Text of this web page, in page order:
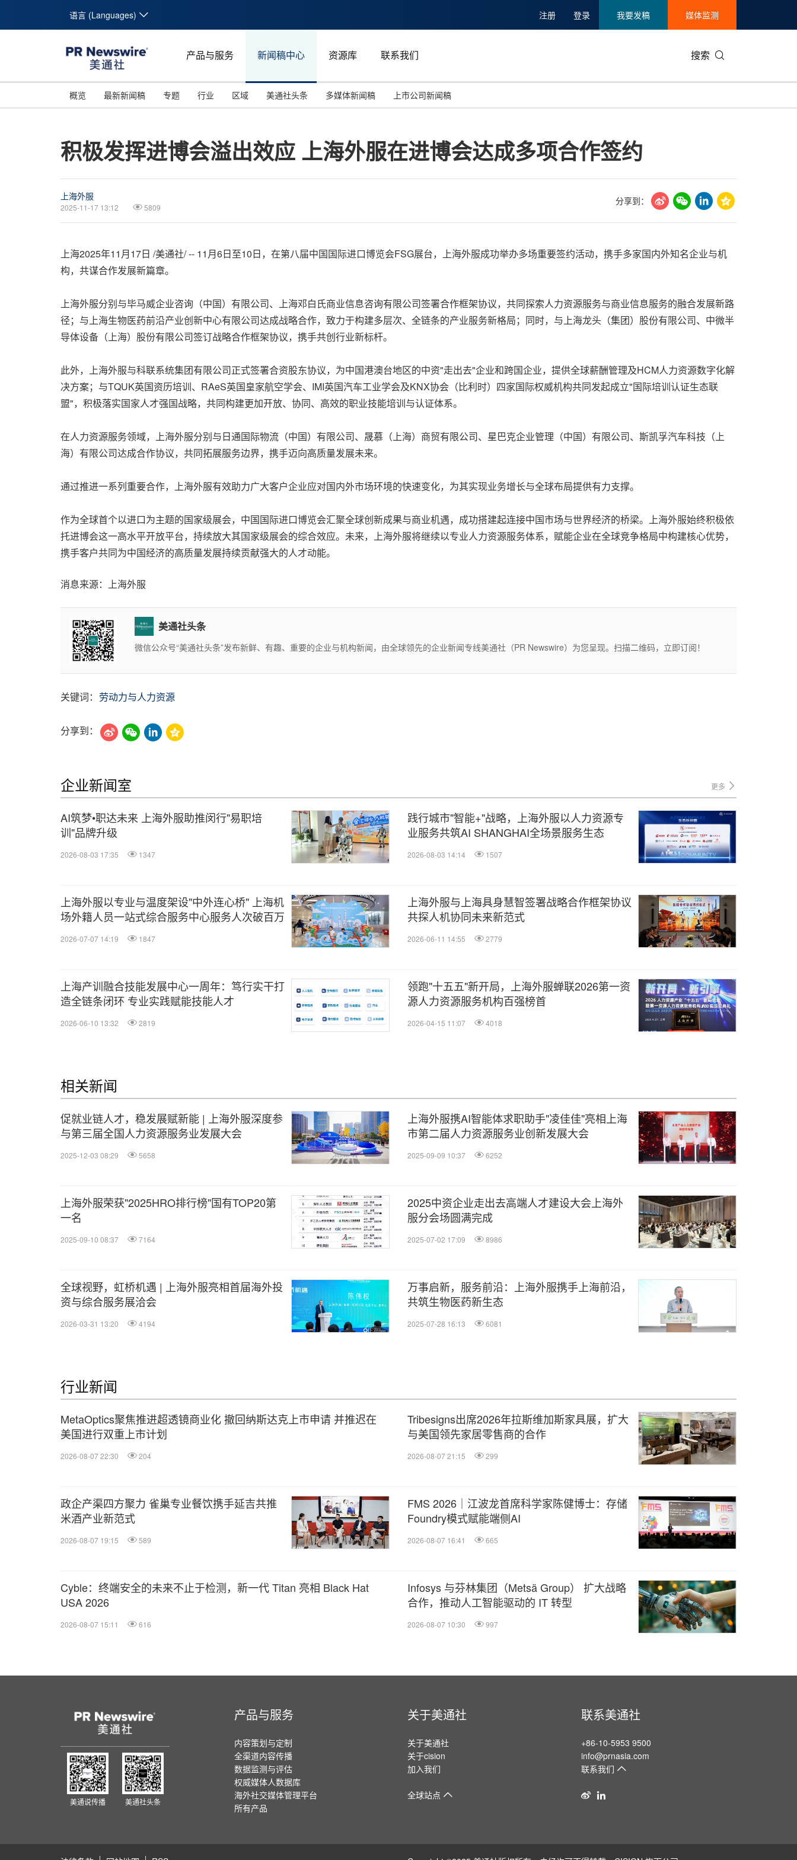
语言 (Languages) 注册 登录 我要发稿 媒体监测
产品与服务 新闻稿中心 资源库 联系我们 搜索
概览 最新新闻稿 专题
投资并购
碳中和
美国临床肿瘤学会(ASCO)
行业
能源化工与环保
娱乐时尚与艺术
区域
马来西亚
新加坡
美通社头条 多媒体新闻稿 上市公司新闻稿
积极发挥进博会溢出效应 上海外服在进博会达成多项合作签约
上海外服
2025-11-17 13:12 5809
分享到：
上海2025年11月17日 /美通社/ -- 11月6日至10日，在第八届中国国际进口博览会FSG展台，上海外服成功举办多场重要签约活动，携手多家国内外知名企业与机
构，共谋合作发展新篇章。
上海外服分别与毕马威企业咨询（中国）有限公司、上海邓白氏商业信息咨询有限公司签署合作框架协议，共同探索人力资源服务与商业信息服务的融合发展新路
径；与上海生物医药前沿产业创新中心有限公司达成战略合作，致力于构建多层次、全链条的产业服务新格局；同时，与上海龙头（集团）股份有限公司、中微半
导体设备（上海）股份有限公司签订战略合作框架协议，携手共创行业新标杆。
此外，上海外服与科联系统集团有限公司正式签署合资股东协议，为中国港澳台地区的中资"走出去"企业和跨国企业，提供全球薪酬管理及HCM人力资源数字化解
决方案；与TQUK英国资历培训、RAeS英国皇家航空学会、IMI英国汽车工业学会及KNX协会（比利时）四家国际权威机构共同发起成立"国际培训认证生态联
盟"，积极落实国家人才强国战略，共同构建更加开放、协同、高效的职业技能培训与认证体系。
在人力资源服务领域，上海外服分别与日通国际物流（中国）有限公司、晟慕（上海）商贸有限公司、星巴克企业管理（中国）有限公司、斯凯孚汽车科技（上
海）有限公司达成合作协议，共同拓展服务边界，携手迈向高质量发展未来。
通过推进一系列重要合作，上海外服有效助力广大客户企业应对国内外市场环境的快速变化，为其实现业务增长与全球布局提供有力支撑。
作为全球首个以进口为主题的国家级展会，中国国际进口博览会汇聚全球创新成果与商业机遇，成功搭建起连接中国市场与世界经济的桥梁。上海外服始终积极依
托进博会这一高水平开放平台，持续放大其国家级展会的综合效应。未来，上海外服将继续以专业人力资源服务体系，赋能企业在全球竞争格局中构建核心优势，
携手客户共同为中国经济的高质量发展持续贡献强大的人才动能。
消息来源：上海外服
美通社头条
微信公众号“美通社头条”发布新鲜、有趣、重要的企业与机构新闻，由全球领先的企业新闻专线美通社（PR Newswire）为您呈现。扫描二维码，立即订阅！
关键词： 劳动力与人力资源
分享到：
企业新闻室 更多
AI筑梦•职达未来 上海外服助推闵行"易职培
训"品牌升级
2026-08-03 17:35 1347
践行城市"智能+"战略，上海外服以人力资源专
业服务共筑AI SHANGHAI全场景服务生态
2026-08-03 14:14 1507
上海外服以专业与温度架设"中外连心桥" 上海机
场外籍人员一站式综合服务中心服务人次破百万
2026-07-07 14:19 1847
上海外服与上海具身慧智签署战略合作框架协议
共探人机协同未来新范式
2026-06-11 14:55 2779
上海产训融合技能发展中心一周年：笃行实干打
造全链条闭环 专业实践赋能技能人才
2026-06-10 13:32 2819
领跑"十五五"新开局，上海外服蝉联2026第一资
源人力资源服务机构百强榜首
2026-04-15 11:07 4018
相关新闻
促就业链人才，稳发展赋新能 | 上海外服深度参
与第三届全国人力资源服务业发展大会
2025-12-03 08:29 5658
上海外服携AI智能体求职助手"凌佳佳"亮相上海
市第二届人力资源服务业创新发展大会
2025-09-09 10:37 6252
上海外服荣获"2025HRO排行榜"国有TOP20第
一名
2025-09-10 08:37 7164
2025中资企业走出去高端人才建设大会上海外
服分会场圆满完成
2025-07-02 17:09 8986
全球视野，虹桥机遇 | 上海外服亮相首届海外投
资与综合服务展洽会
2026-03-31 13:20 4194
万事启新，服务前沿：上海外服携手上海前沿，
共筑生物医药新生态
2025-07-28 16:13 6081
行业新闻
MetaOptics聚焦推进超透镜商业化 撤回纳斯达克上市申请 并推迟在
美国进行双重上市计划
2026-08-07 22:30 204
Tribesigns出席2026年拉斯维加斯家具展，扩大
与美国领先家居零售商的合作
2026-08-07 21:15 299
政企产渠四方聚力 雀巢专业餐饮携手延吉共推
米酒产业新范式
2026-08-07 19:15 589
FMS 2026｜江波龙首席科学家陈健博士：存储
Foundry模式赋能端侧AI
2026-08-07 16:41 665
Cyble：终端安全的未来不止于检测，新一代 Titan 亮相 Black Hat
USA 2026
2026-08-07 15:11 616
Infosys 与芬林集团（Metsä Group） 扩大战略
合作，推动人工智能驱动的 IT 转型
2026-08-07 10:30 997
美通说传播 美通社头条
产品与服务
内容策划与定制
全渠道内容传播
数据监测与评估
权威媒体人数据库
海外社交媒体管理平台
所有产品
关于美通社
关于美通社
关于cision
加入我们
全球站点
联系美通社
+86-10-5953 9500
info@prnasia.com
联系我们